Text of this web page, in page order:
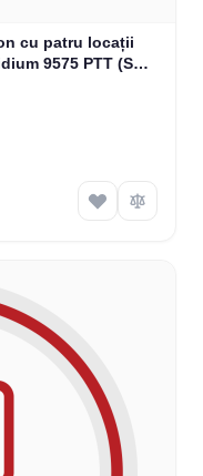
cu patru locații
9575 PTT (SAT-